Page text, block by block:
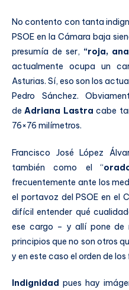
No contento con tanta
PSOE en la Cámara baja
presumía de ser, “roja,
actualmente ocupa un
Asturias. Sí, eso son los
Pedro Sánchez.
deAdriana Lastra cabe
76×76 milímetros.
Francisco José López
también como el “
frecuentemente ante los
el portavoz del PSOE en el
difícil entender qué
ese cargo – y allí pone de
principios que no son otros
y en este caso el orden de
Indignidad pues hay